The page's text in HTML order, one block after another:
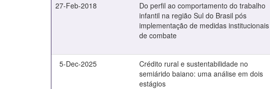
27-Feb-2018
Do perfil ao comportamento do trabalho
infantil na região Sul do Brasil pós
implementação de medidas institucionais
de combate
5-Dec-2025
Crédito rural e sustentabilidade no
semiárido baiano: uma análise em dois
estágios